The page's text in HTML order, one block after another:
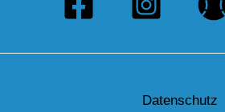
Datenschutz